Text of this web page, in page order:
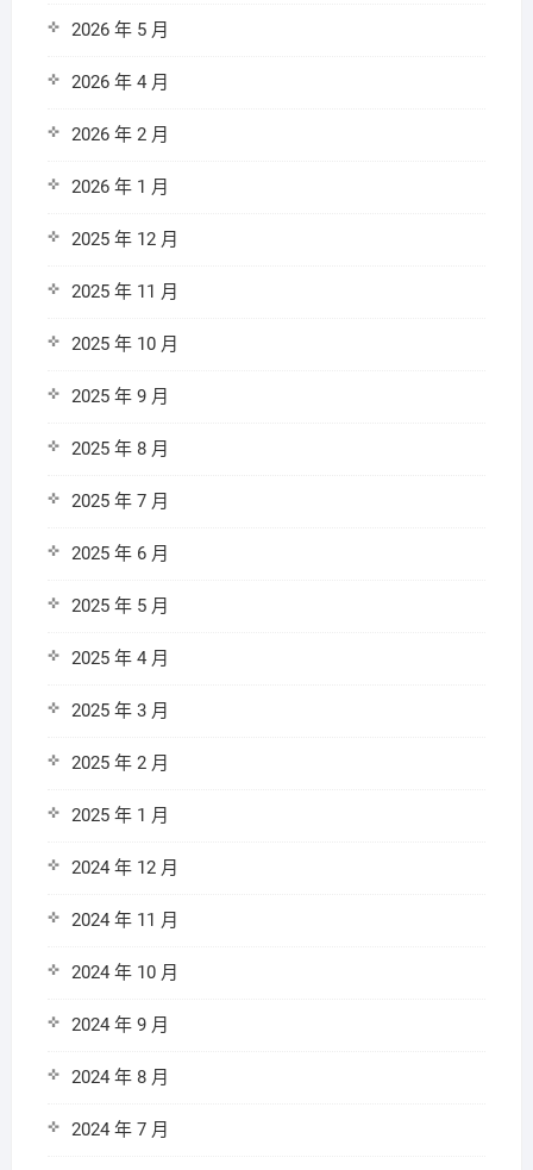
2026 年 5 月
2026 年 4 月
2026 年 2 月
2026 年 1 月
2025 年 12 月
2025 年 11 月
2025 年 10 月
2025 年 9 月
2025 年 8 月
2025 年 7 月
2025 年 6 月
2025 年 5 月
2025 年 4 月
2025 年 3 月
2025 年 2 月
2025 年 1 月
2024 年 12 月
2024 年 11 月
2024 年 10 月
2024 年 9 月
2024 年 8 月
2024 年 7 月